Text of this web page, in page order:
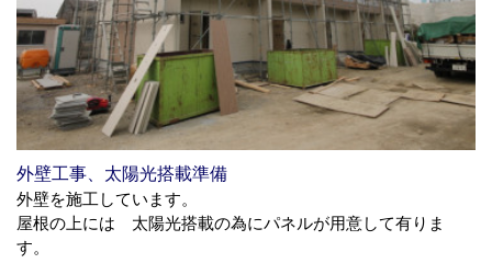
外壁工事、太陽光搭載準備
外壁を施工しています。
屋根の上には 太陽光搭載の為にパネルが用意して有りま
す。